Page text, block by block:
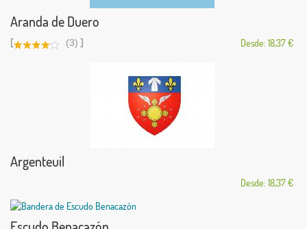
Aranda de Duero
[ (3) ] Desde: 18,37 €
Argenteuil
Desde: 18,37 €